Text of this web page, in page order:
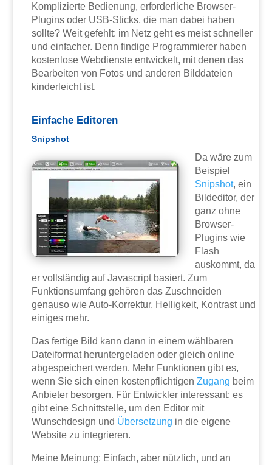
Komplizierte Bedienung, erforderliche Browser-
Plugins oder USB-Sticks, die man dabei haben
sollte? Weit gefehlt: im Netz geht es meist schneller
und einfacher. Denn findige Programmierer haben
kostenlose Webdienste entwickelt, mit denen das
Bearbeiten von Fotos und anderen Bilddateien
kinderleicht ist.
Einfache Editoren
Snipshot
Da wäre zum
Beispiel
Snipshot, ein
Bildeditor, der
ganz ohne
Browser-
Plugins wie
Flash
auskommt, da
er vollständig auf Javascript basiert. Zum
Funktionsumfang gehören das Zuschneiden
genauso wie Auto-Korrektur, Helligkeit, Kontrast und
einiges mehr.
Das fertige Bild kann dann in einem wählbaren
Dateiformat heruntergeladen oder gleich online
abgespeichert werden. Mehr Funktionen gibt es,
wenn Sie sich einen kostenpflichtigenZugang beim
Anbieter besorgen. Für Entwickler interessant: es
gibt eine Schnittstelle, um den Editor mit
Wunschdesign und Übersetzung in die eigene
Website zu integrieren.
Meine Meinung: Einfach, aber nützlich, und an